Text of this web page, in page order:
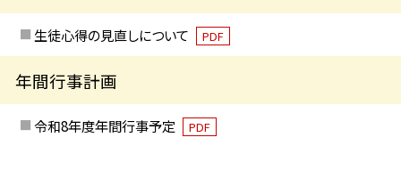
生徒心得の見直しについて PDF
年間行事計画
令和8年度年間行事予定 PDF